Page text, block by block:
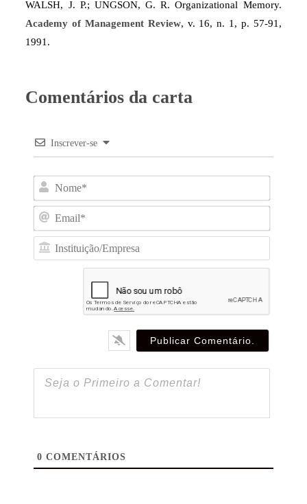
WALSH, J. P.; UNGSON, G. R. Organizational Memory.
Academy of Management Review, v. 16, n. 1, p. 57-91,
1991.
Comentários da carta
Inscrever-se
Nome*
Email*
0 COMENTÁRIOS